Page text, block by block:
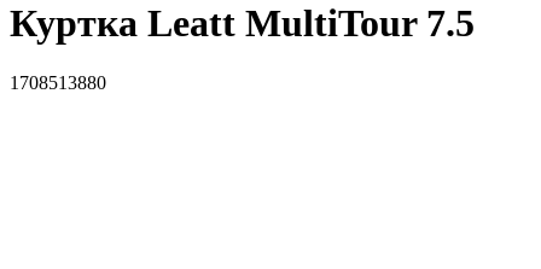
Куртка Leatt MultiTour 7.5
1708513880